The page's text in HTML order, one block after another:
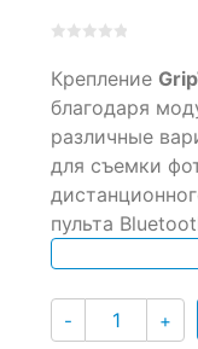
out
of
on
customer
ratings
Крепление
благодаря
различные
для съемки
пульта
- Количество
+